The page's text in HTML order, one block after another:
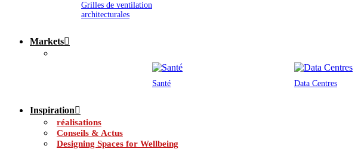
Grilles de ventilation
architecturales
Markets
Santé Data Centres
Inspiration
réalisations
Conseils & Actus
Designing Spaces for Wellbeing